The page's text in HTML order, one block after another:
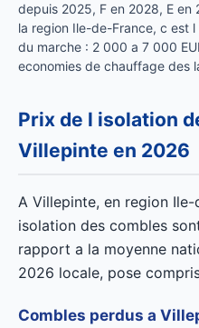
depuis 2025, F en 2028, E
la region Ile-de-France, c est
du marche : 2 000 a 7 000
economies de chauffage des
Prix de l isolation
Villepinte en 2026
A Villepinte, en region
isolation des combles
rapport a la moyenne
2026 locale, pose
Combles perdus a